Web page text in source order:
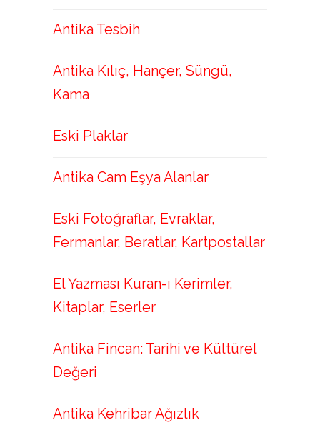
Antika Tesbih
Antika Kılıç, Hançer, Süngü,
Kama
Eski Plaklar
Antika Cam Eşya Alanlar
Eski Fotoğraflar, Evraklar,
Fermanlar, Beratlar, Kartpostallar
El Yazması Kuran-ı Kerimler,
Kitaplar, Eserler
Antika Fincan: Tarihi ve Kültürel
Değeri
Antika Kehribar Ağızlık